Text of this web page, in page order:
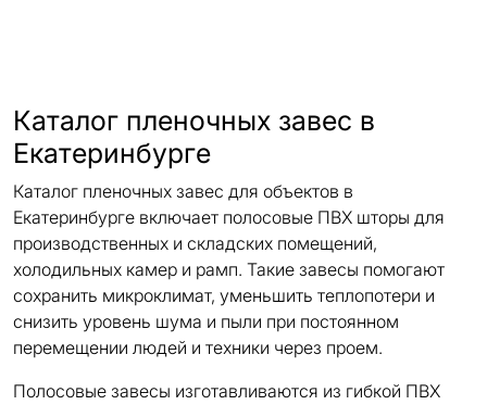
Каталог пленочных завес в
Екатеринбурге
Каталог пленочных завес для объектов в
Екатеринбурге включает полосовые ПВХ шторы для
производственных и складских помещений,
холодильных камер и рамп. Такие завесы помогают
сохранить микроклимат, уменьшить теплопотери и
снизить уровень шума и пыли при постоянном
перемещении людей и техники через проем.
Полосовые завесы изготавливаются из гибкой ПВХ